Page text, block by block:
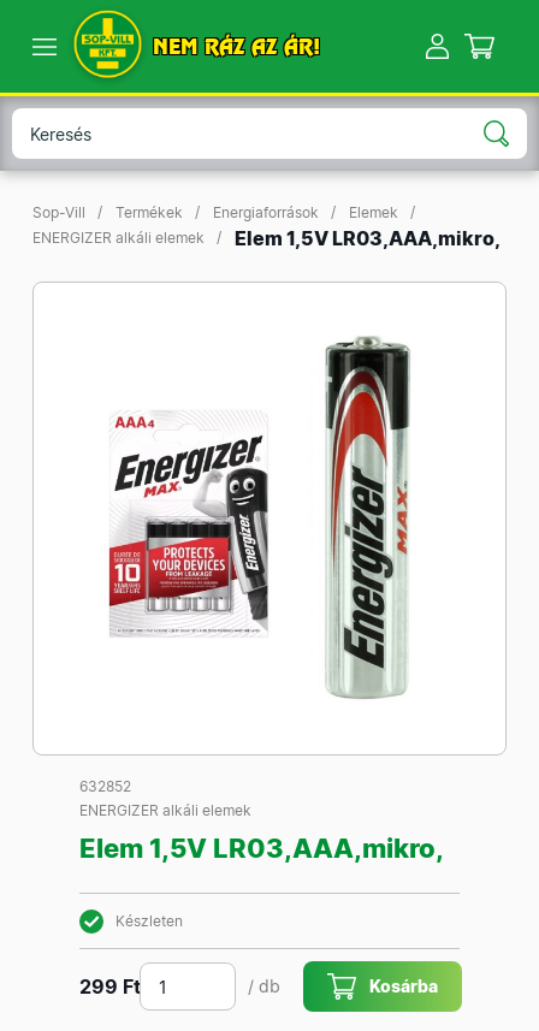
NEM RÁZ AZ ÁR!
Sop-Vill Termékek Energiaforrások
Elemek
ENERGIZER alkáli elemek
Elem 1,5V LR03,AAA,mikro,
632852
ENERGIZER alkáli elemek
Elem 1,5V LR03,AAA,mikro,
Készleten
299 Ft / db Kosárba